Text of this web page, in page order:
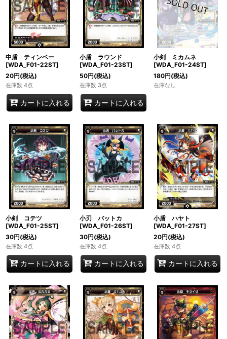
中盾 ティンベー
[WDA_F01-22ST]
20円(税込)
在庫数 4点
カートに入れる
小盾 ラウンド
[WDA_F01-23ST]
50円(税込)
在庫数 3点
カートに入れる
小剣 ミカムネ
[WDA_F01-24ST]
180円(税込)
在庫なし
小剣 コテツ
[WDA_F01-25ST]
30円(税込)
在庫数 4点
カートに入れる
小刃 バットカ
[WDA_F01-26ST]
30円(税込)
在庫数 4点
カートに入れる
小盾 ハヤト
[WDA_F01-27ST]
20円(税込)
在庫数 4点
カートに入れる